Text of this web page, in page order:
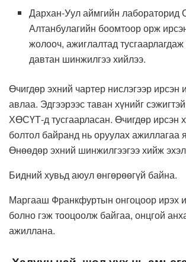
Дархан-Уул аймгийн лабораторид
Алтанбулагийн боомтоор орж
жолооч, ажиглалтад
давтан шинжилгээ хийлээ.
Өчигдөр эхний чартер нислэгээр ирсэн
авлаа. Эдгээрээс таван хүнийг
ХӨСҮТ-д тусгаарласан. Өчигдөр ирсэн
болтол байранд нь оруулах ажиллагаа
Өнөөдөр эхний шинжилгээгээ хийж
Бидний хувьд аюул өнгөрөөгүй байна.
Маргааш Франкфуртын онгоцоор ирэх
болно гэж тооцоолж байгаа, онцгой
ажиллана.